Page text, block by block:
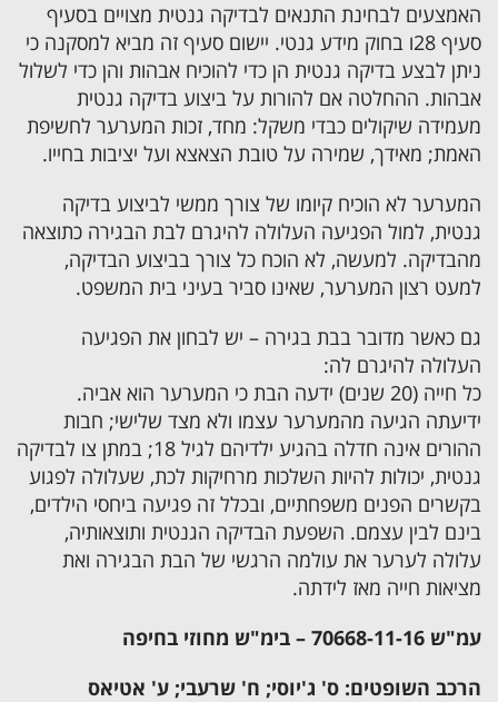
האמצעים לבחינת התנאים לבדיקה גנטית מצויים בסעיף
סעיף 28ו בחוק מידע גנטי. יישום סעיף זה מביא למסקנה כי
ניתן לבצע בדיקה גנטית הן כדי להוכיח אבהות והן כדי לשלול
אבהות. ההחלטה אם להורות על ביצוע בדיקה גנטית
מעמידה שיקולים כבדי משקל: מחד, זכות המערער לחשיפת
האמת; מאידך, שמירה על טובת הצאצא ועל יציבות בחייו.
המערער לא הוכיח קיומו של צורך ממשי לביצוע בדיקה
גנטית, למול הפגיעה העלולה להיגרם לבת הבגירה כתוצאה
מהבדיקה. למעשה, לא הוכח כל צורך בביצוע הבדיקה,
למעט רצון המערער, שאינו סביר בעיני בית המשפט.
גם כאשר מדובר בבת בגירה – יש לבחון את הפגיעה
העלולה להיגרם לה:
כל חייה (20 שנים) ידעה הבת כי המערער הוא אביה.
ידיעתה הגיעה מהמערער עצמו ולא מצד שלישי; חבות
ההורים אינה חדלה בהגיע ילדיהם לגיל 18; במתן צו לבדיקה
גנטית, יכולות להיות השלכות מרחיקות לכת, שעלולה לפגוע
בקשרים הפנים משפחתיים, ובכלל זה פגיעה ביחסי הילדים,
בינם לבין עצמם. השפעת הבדיקה הגנטית ותוצאותיה,
עלולה לערער את עולמה הרגשי של הבת הבגירה ואת
מציאות חייה מאז לידתה.
עמ"ש 70668-11-16 – בימ"ש מחוזי בחיפה
הרכב השופטים: ס' ג'יוסי; ח' שרעבי; ע' אטיאס